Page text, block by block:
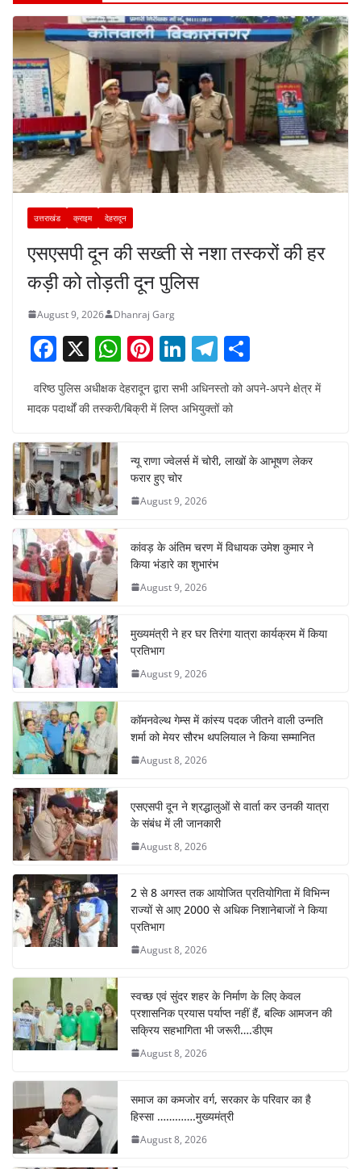
उत्तराखंड क्राइम देहरादून
एसएसपी दून की सख्ती से नशा तस्करों की हर
कड़ी को तोड़ती दून पुलिस
August 9, 2026 Dhanraj Garg
F
a
c
b
o
o
k
X W
h
at
A
p
p
Pi
er
st
Li
n
k
dI
T
el
e
a
m
h
ar
वरिष्ठ पुलिस अधीक्षक देहरादून द्वारा सभी अधिनस्तो को अपने-अपने क्षेत्र में
मादक पदार्थों की तस्करी/बिक्री में लिप्त अभियुक्तों को
न्यू राणा ज्वेलर्स में चोरी, लाखों के आभूषण लेकर
फरार हुए चोर
August 9, 2026
कांवड़ के अंतिम चरण में विधायक उमेश कुमार ने
किया भंडारे का शुभारंभ
August 9, 2026
मुख्यमंत्री ने हर घर तिरंगा यात्रा कार्यक्रम में किया
प्रतिभाग
August 9, 2026
कॉमनवेल्थ गेम्स में कांस्य पदक जीतने वाली उन्नति
शर्मा को मेयर सौरभ थपलियाल ने किया सम्मानित
August 8, 2026
एसएसपी दून ने श्रद्धालुओं से वार्ता कर उनकी यात्रा
के संबंध में ली जानकारी
August 8, 2026
2 से 8 अगस्त तक आयोजित प्रतियोगिता में विभिन्न
राज्यों से आए 2000 से अधिक निशानेबाजों ने किया
प्रतिभाग
August 8, 2026
स्वच्छ एवं सुंदर शहर के निर्माण के लिए केवल
प्रशासनिक प्रयास पर्याप्त नहीं हैं, बल्कि आमजन की
सक्रिय सहभागिता भी जरूरी….डीएम
August 8, 2026
समाज का कमजोर वर्ग, सरकार के परिवार का है
हिस्सा ………….मुख्यमंत्री
August 8, 2026